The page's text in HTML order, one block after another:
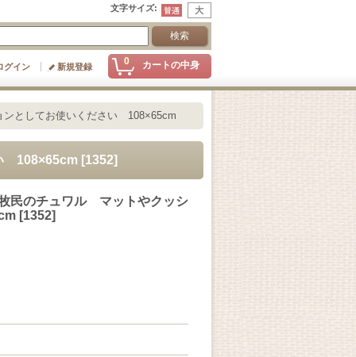
文字サイズ:
0 カートの中身
グイン 新規登録
としてお使いください 108×65cm
108×65cm [1352]
民のチュワル マットやクッシ
[1352]